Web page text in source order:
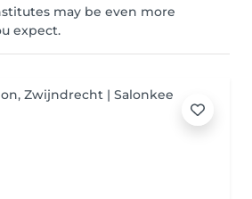
may be even more
expect.